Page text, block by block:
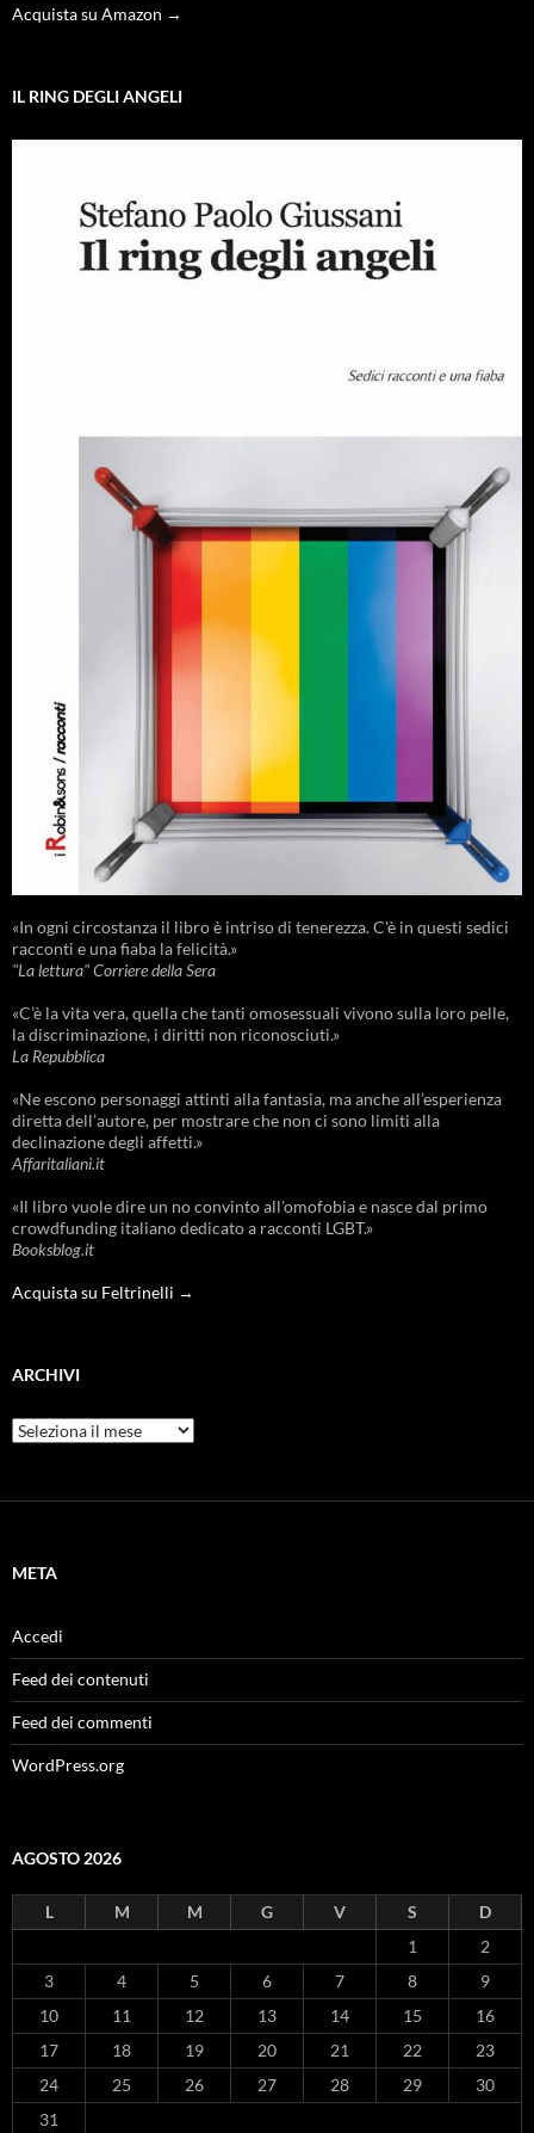
Acquista su Amazon →
IL RING DEGLI ANGELI
«In ogni circostanza il libro è intriso di tenerezza. C'è in questi sedici
racconti e una fiaba la felicità.»
"La lettura" Corriere della Sera
«C’è la vita vera, quella che tanti omosessuali vivono sulla loro pelle,
la discriminazione, i diritti non riconosciuti.»
La Repubblica
«Ne escono personaggi attinti alla fantasia, ma anche all’esperienza
diretta dell’autore, per mostrare che non ci sono limiti alla
declinazione degli affetti.»
Affaritaliani.it
«Il libro vuole dire un no convinto all’omofobia e nasce dal primo
crowdfunding italiano dedicato a racconti LGBT.»
Booksblog.it
Acquista su Feltrinelli →
ARCHIVI
Archivi
META
Accedi
Feed dei contenuti
Feed dei commenti
WordPress.org
AGOSTO 2026
L M M G V S
D
1
2
3
4 5 6 7 8
9
10
11 12 13 14 15
16
17
18 19 20 21 22
23
24
25 26 27 28 29
30
31